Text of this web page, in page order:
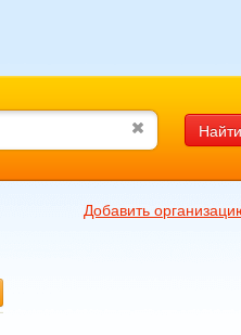
Найти
Добавить